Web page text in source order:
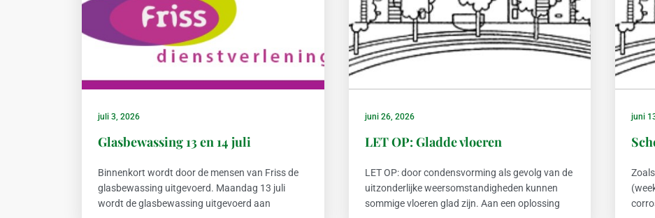
juli 3, 2026
Glasbewassing 13 en 14 juli
Binnenkort wordt door de mensen van Friss de
glasbewassing uitgevoerd. Maandag 13 juli
wordt de glasbewassing uitgevoerd aan
juni 26, 2026
LET OP: Gladde vloeren
LET OP: door condensvorming als gevolg van de
uitzonderlijke weersomstandigheden kunnen
sommige vloeren glad zijn. Aan een oplossing
juni